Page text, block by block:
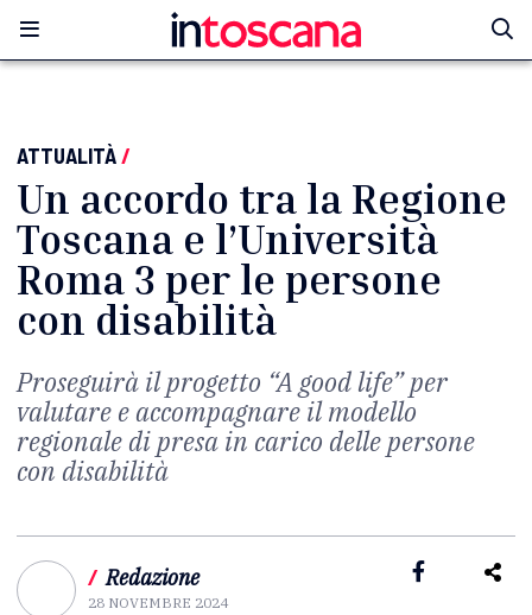
ATTUALITÀ/
Un accordo tra la Regione
Toscana e l’Università
Roma 3 per le persone
con disabilità
Proseguirà il progetto “A good life” per
valutare e accompagnare il modello
regionale di presa in carico delle persone
con disabilità
/ Redazione
28 NOVEMBRE 2024